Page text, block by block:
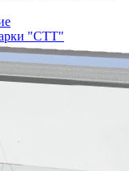
"СТТ"